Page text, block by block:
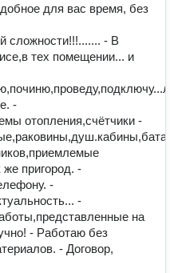
для вас время, без
сложности!!!....... - В
тех помещении... и
-
отопления,счётчики -
пригород. -
-
-
на
- Работаю без
- Договор,